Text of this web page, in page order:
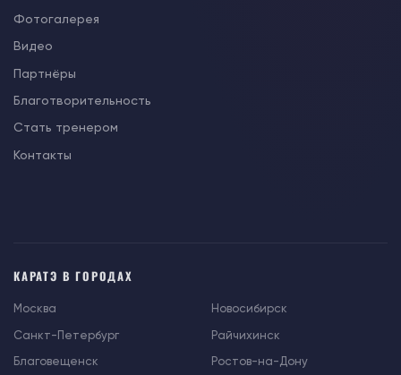
Фотогалерея
Видео
Партнёры
Благотворительность
Стать тренером
Контакты
КАРАТЭ В ГОРОДАХ
Москва
Санкт-Петербург
Благовещенск
Новосибирск
Райчихинск
Ростов-на-Дону